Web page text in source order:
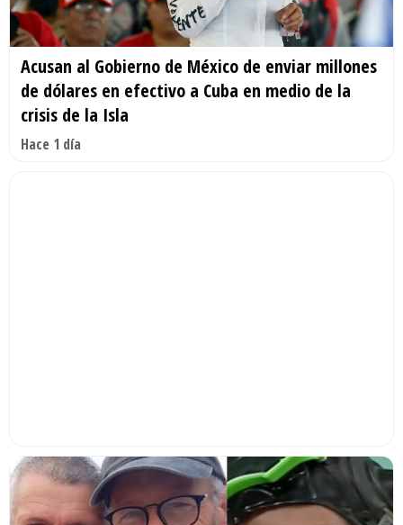
Acusan al Gobierno de México de enviar millones
de dólares en efectivo a Cuba en medio de la
crisis de la Isla
Hace 1 día